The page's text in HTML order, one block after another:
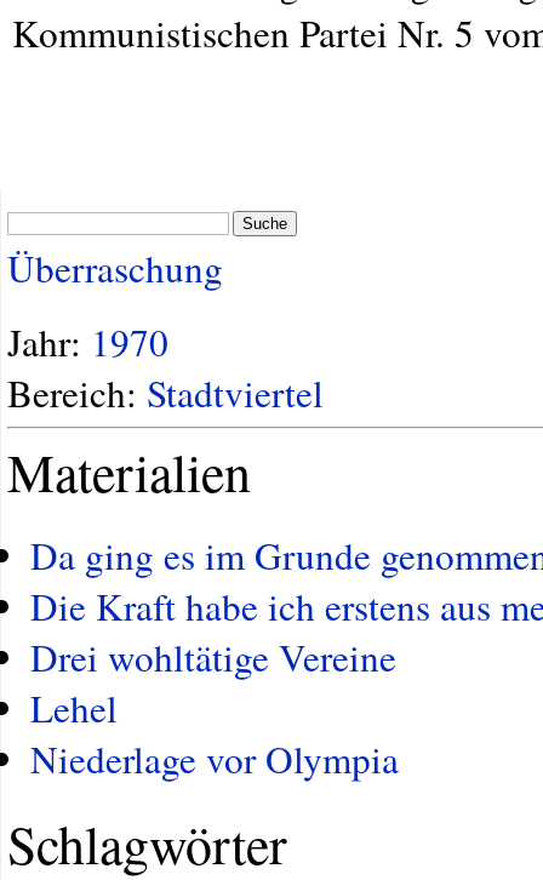
Kommunistischen Partei Nr. 5
Suche
Überraschung
Jahr: 1970
Bereich: Stadtviertel
Materialien
Da ging es im Grunde
Die Kraft habe ich erstens aus
Drei wohltätige Vereine
Lehel
Niederlage vor Olympia
Schlagwörter